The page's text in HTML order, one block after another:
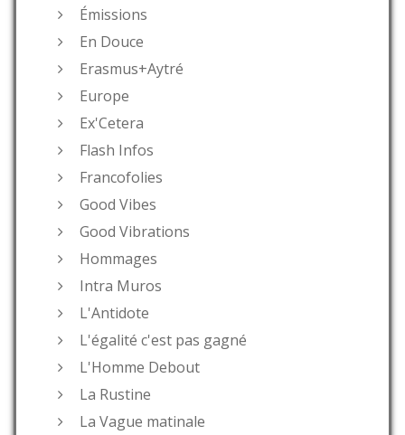
Émissions
En Douce
Erasmus+Aytré
Europe
Ex'Cetera
Flash Infos
Francofolies
Good Vibes
Good Vibrations
Hommages
Intra Muros
L'Antidote
L'égalité c'est pas gagné
L'Homme Debout
La Rustine
La Vague matinale